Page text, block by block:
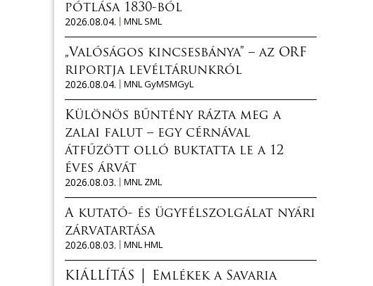
pótlása 1830-ból
2026.08.04.
MNL SML
„Valóságos kincsesbánya” – az ORF
riportja levéltárunkról
2026.08.04.
MNL GyMSMGyL
Különös bűntény rázta meg a
zalai falut – egy cérnával
átfűzött olló buktatta le a 12
éves árvát
2026.08.03.
MNL ZML
A kutató- és ügyfélszolgálat nyári
zárvatartása
2026.08.03.
MNL HML
KIÁLLÍTÁS │ Emlékek a Savaria